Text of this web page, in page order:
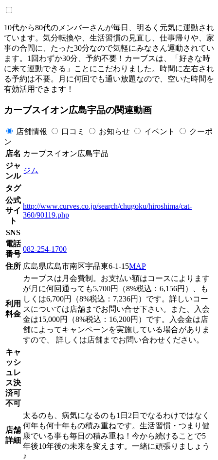
10代から80代のメンバーさんが毎日、明るく元気に運動され
ています。気分転換や、生活習慣の見直し、仕事帰りや、家
事の合間に、たった30分なので気軽にみなさん運動されてい
ます。1回わずか30分、予約不要！カーブスは、「好きな時
に来て運動できる」ことにこだわりました。時間に左右され
る予約は不要。月に何回でも通い放題なので、空いた時間を
有効活用できます！
カーブスイオン広島宇品の関連動画
店舗情報 口コミ お知らせ イベント
クーポ
ン
店名 カーブスイオン広島宇品
ジャ
ンル
ジム
タグ
公式
サイ
ト
http://www.curves.co.jp/search/chugoku/hiroshima/cat-
360/90119.php
SNS
電話
番号
082-254-1700
住所 広島県広島市南区宇品東6-1-15MAP
利用
料金
カーブスは月会費制。お支払い額はコースによります
が月に何回通っても5,700円（8%税込：6,156円）、も
しくは6,700円（8%税込：7,236円）です。詳しいコー
スについては店舗までお問い合せ下さい。また、入会
金は15,000円（8%税込：16,200円）です。入会金は店
舗によってキャンペーンを実施している場合がありま
すので、 詳しくは店舗までお問い合わせください。
キャ
ッシ
ュレ
ス決
済可
不可
店舗
詳細
太るのも、病気になるのも1日2日でなるわけではなく
何年も何十年もの積み重ねです。生活習慣・つまり健
康でいる事も毎日の積み重ね！今から続けることで5
年後10年後の未来を変えます。一緒に頑張りましょう
♪